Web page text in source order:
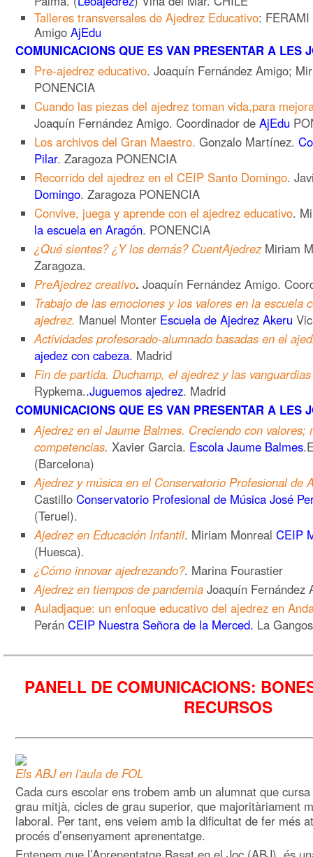
Talleres transversales de Ajedrez Educativo:
Amigo AjEdu
COMUNICACIONS QUE ES VAN PRESENTAR A LES
Pre-ajedrez educativo. Joaquín Fernández Amigo;
PONENCIA
Cuando las piezas del ajedrez toman vida,para
Joaquín Fernández Amigo. Coordinador de AjEdu
Los archivos del Gran Maestro. Gonzalo Martínez.
Pilar. Zaragoza PONENCIA
Recorrido del ajedrez en el CEIP Santo Domingo.
Domingo. Zaragoza PONENCIA
Convive, juega y aprende con el ajedrez educativo.
la escuela en Aragón. PONENCIA
¿Qué sientes? ¿Y los demás? CuentAjedrezMiriam
Zaragoza.
PreAjedrez creativo. Joaquín Fernández Amigo.
Trabajo de las emociones y los valores en la escuela
ajedrez. Manuel Monter Escuela de Ajedrez Akeru
Actividades profesorado-alumnado basadas en el
ajedez con cabeza. Madrid
Fin de partida. Duchamp, el ajedrez y las vanguardias
Rypkema..Juguemos ajedrez. Madrid
COMUNICACIONS QUE ES VAN PRESENTAR A LES
Ajedrez en el Jaume Balmes. Creciendo con valores;
competencias. Xavier Garcia. Escola Jaume Balmes
(Barcelona)
Ajedrez y música en el Conservatorio Profesional de
Castillo Conservatorio Profesional de Música José
(Teruel).
Ajedrez en Educación Infantil. Miriam Monreal CEIP
(Huesca).
¿Cómo innovar ajedrezando?. Marina Fourastier
Ajedrez en tiempos de pandemia Joaquín Fernández
Auladjaque: un enfoque educativo del ajedrez en
Perán CEIP Nuestra Señora de la Merced. La
PANELL DE COMUNICACIONS:
RECURSOS
Els ABJ en l'aula de FOL
Cada curs escolar ens trobem amb un alumnat que
grau mitjà, cicles de grau superior, que majoritàriament
laboral. Per tant, ens veiem amb la dificultat de fer més
procés d’ensenyament aprenentatge.